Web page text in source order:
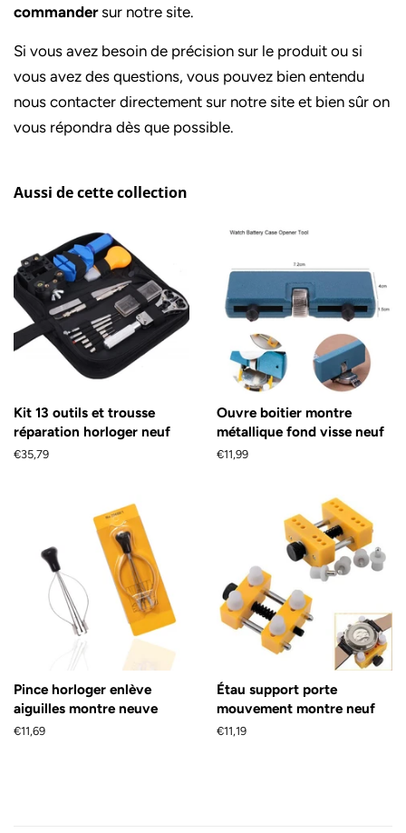
commandersur notre site.
Si vous avez besoin de précision sur le produit ou si
vous avez des questions, vous pouvez bien entendu
nous contacter directement sur notre site et bien sûr on
vous répondra dès que possible.
Aussi de cette collection
Kit 13 outils et trousse
réparation horloger neuf
Prix
€35,79
Ouvre boitier montre
métallique fond visse neuf
Prix
€11,99
Pince horloger enlève
aiguilles montre neuve
Prix
€11,69
Étau support porte
mouvement montre neuf
Prix
€11,19